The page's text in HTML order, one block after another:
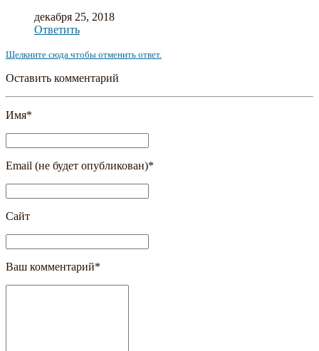
декабря 25, 2018
Ответить
Щелкните сюда чтобы отменить ответ.
Оставить комментарий
Имя*
Email (не будет опубликован)*
Сайт
Ваш комментарий*